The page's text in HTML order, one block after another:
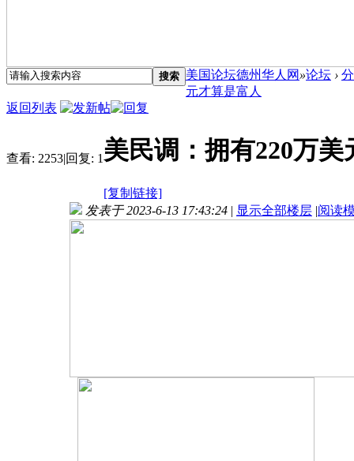
搜索 美国论坛德州华人网 »论坛 ›
元才算是富人
返回列表
查看: 2253|回复: 1 美民调：拥有220万
[复制链接]
发表于 2023-6-13 17:43:24 | 显示全部楼层 |阅读